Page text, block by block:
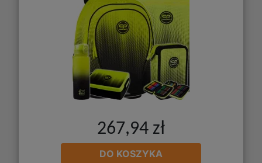
267,94 zł
DO KOSZYKA